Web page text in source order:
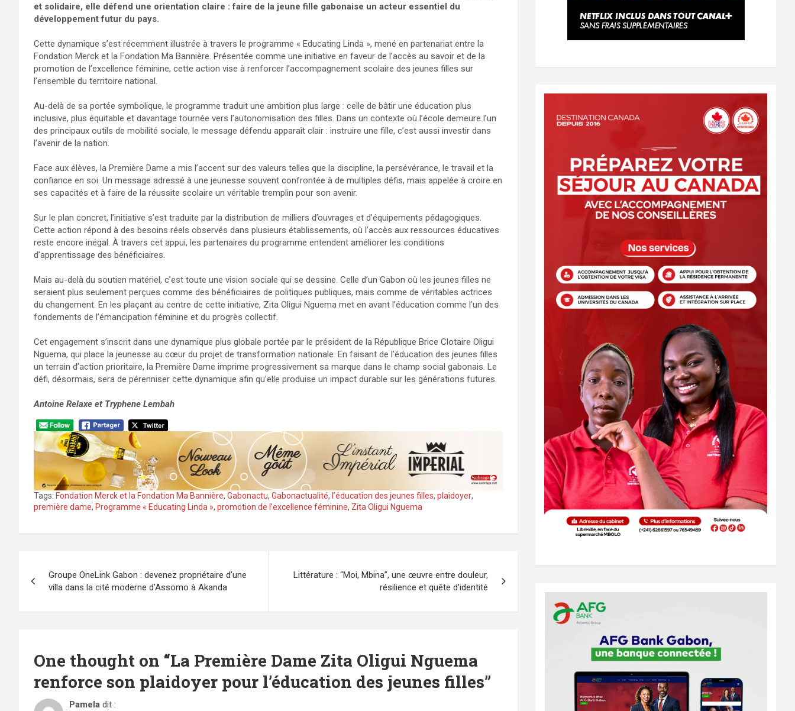
et solidaire, elle défend une orientation claire : faire de la jeune fille gabonaise un acteur essentiel du
développement futur du pays.
Cette dynamique s’est récemment illustrée à travers le programme « Educating Linda », mené en partenariat entre la
Fondation Merck et la Fondation Ma Bannière. Présentée comme une initiative en faveur de l’accès au savoir et de la
promotion de l’excellence féminine, cette action vise à renforcer l’accompagnement scolaire des jeunes filles sur
l’ensemble du territoire national.
Au-delà de sa portée symbolique, le programme traduit une ambition plus large : celle de bâtir une éducation plus
inclusive, plus équitable et davantage tournée vers l’autonomisation des filles. Dans un contexte où l’école demeure l’un
des principaux outils de mobilité sociale, le message défendu apparaît clair : instruire une fille, c’est aussi investir dans
l’avenir de la nation.
Face aux élèves, la Première Dame a mis l’accent sur des valeurs telles que la discipline, la persévérance, le travail et la
confiance en soi. Un message adressé à une jeunesse souvent confrontée à de multiples défis, mais appelée à croire en
ses capacités et à faire de la réussite scolaire un véritable tremplin pour son avenir.
Sur le plan concret, l’initiative s’est traduite par la distribution de milliers d’ouvrages et d’équipements pédagogiques.
Cette action répond à des besoins réels observés dans plusieurs établissements, où l’accès aux ressources éducatives
reste encore inégal. À travers cet appui, les partenaires du programme entendent améliorer les conditions
d’apprentissage des bénéficiaires.
Mais au-delà du soutien matériel, c’est toute une vision sociale qui se dessine. Celle d’un Gabon où les jeunes filles ne
seraient plus seulement perçues comme des bénéficiaires de politiques publiques, mais comme de véritables actrices
du changement. En les plaçant au centre de cette initiative, Zita Oligui Nguema met en avant l’éducation comme l’un des
fondements de l’émancipation féminine et du progrès collectif.
Cet engagement s’inscrit dans une dynamique plus globale portée par le président de la République Brice Clotaire Oligui
Nguema, qui place la jeunesse au cœur du projet de transformation nationale. En faisant de l’éducation des jeunes filles
un terrain d’action prioritaire, la Première Dame imprime progressivement sa marque dans le champ social gabonais. Le
défi, désormais, sera de pérenniser cette dynamique afin qu’elle produise un impact durable sur les générations futures.
Antoine Relaxe et Tryphene Lembah
Tags: Fondation Merck et la Fondation Ma Bannière, Gabonactu, Gabonactualité, l’éducation des jeunes filles, plaidoyer,
première dame, Programme « Educating Linda », promotion de l’excellence féminine, Zita Oligui Nguema
de
l’article
Groupe OneLink Gabon : devenez propriétaire d’une
villa dans la cité moderne d’Assomo à Akanda
Littérature : “Moi, Mbina”, une œuvre entre douleur,
résilience et quête d’identité
One thought on “La Première Dame Zita Oligui Nguema
renforce son plaidoyer pour l’éducation des jeunes filles”
Pamela dit :